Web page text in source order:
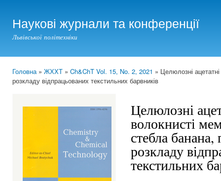
Наукові журнали та конференції
Львівської політехніки
You are here
Головна» ЖХХТ » Ch&ChT Vol. 15, No. 2, 2021 » Целюлозні
розкладу відпрацьованих текстильних барвників
Целюлозні
волокнисті
стебла банана,
розкладу
текстильних